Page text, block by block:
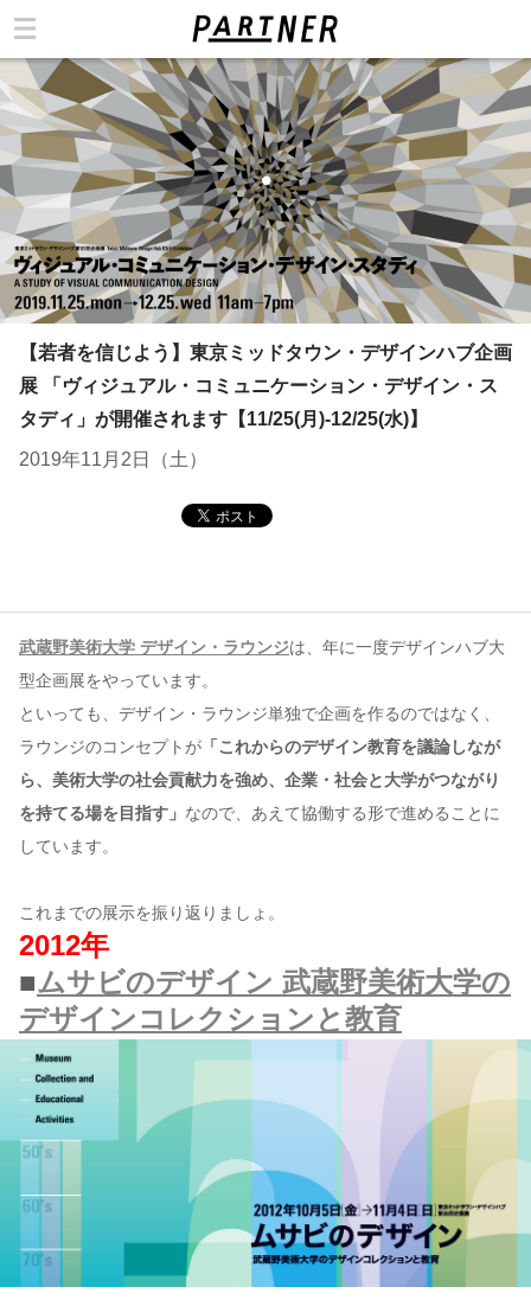
【若者を信じよう】東京ミッドタウン・デザインハブ企画
展 「ヴィジュアル・コミュニケーション・デザイン・ス
タディ」が開催されます【11/25(月)-12/25(水)】
2019年11月2日（土）
武蔵野美術大学 デザイン・ラウンジは、年に一度デザインハブ大
型企画展をやっています。
といっても、デザイン・ラウンジ単独で企画を作るのではなく、
ラウンジのコンセプトが 「これからのデザイン教育を議論しなが
ら、美術大学の社会貢献力を強め、企業・社会と大学がつながり
を持てる場を目指す」 なので、あえて協働する形で進めることに
しています。
これまでの展示を振り返りましょ。
2012年
■ムサビのデザイン 武蔵野美術大学の
デザインコレクションと教育
カテゴリ
お問い合わせ